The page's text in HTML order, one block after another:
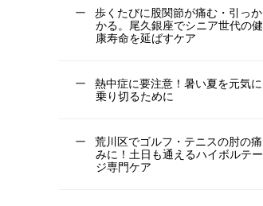
歩くたびに股関節が痛む・引っか
かる。尾久銀座でシニア世代の健
康寿命を延ばすケア
熱中症に要注意！暑い夏を元気に
乗り切るために
荒川区でゴルフ・テニスの肘の痛
みに！土日も通えるハイボルテー
ジ専門ケア